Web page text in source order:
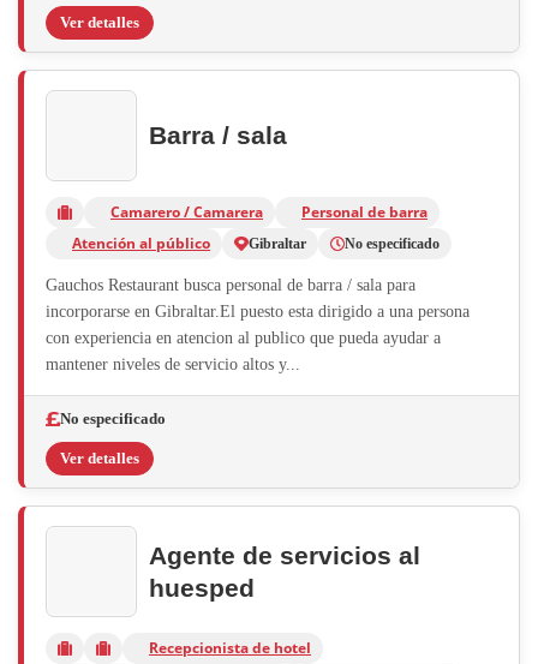
Ver detalles
Barra / sala
Camarero / Camarera
Personal de barra
Atención al público
Gibraltar No especificado
Gauchos Restaurant busca personal de barra / sala para
incorporarse en Gibraltar.El puesto esta dirigido a una persona
con experiencia en atencion al publico que pueda ayudar a
mantener niveles de servicio altos y...
No especificado
Ver detalles
Agente de servicios al
huesped
Recepcionista de hotel